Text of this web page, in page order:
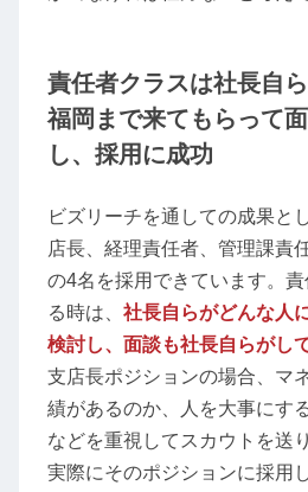
責任者クラスは社長自
福岡まで来てもらって
し、採用に成功
ビズリーチを通しての成果と
店長、経理責任者、管理課責
の4名を採用できています。
る時は、 社長自らがどんな人
検討し、面談も社長自らがし
支店長ポジションの場合、マ
績があるのか、人を大事にす
などを重視してスカウトを送
実際にそのポジションに採用